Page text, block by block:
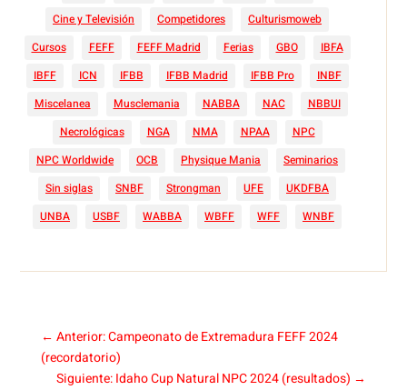
Cine y Televisión
Competidores
Culturismoweb
Cursos
FEFF FEFF Madrid Ferias GBO
IBFA
IBFF
ICN IFBB IFBB Madrid IFBB Pro
INBF
Miscelanea
Musclemania NABBA NAC
NBBUI
Necrológicas
NGA NMA NPAA
NPC
NPC Worldwide
OCB Physique Mania
Seminarios
Sin siglas
SNBF Strongman UFE
UKDFBA
UNBA
USBF WABBA WBFF WFF WNBF
← Anterior: Campeonato de Extremadura FEFF 2024
(recordatorio)
Siguiente: Idaho Cup Natural NPC 2024 (resultados) →